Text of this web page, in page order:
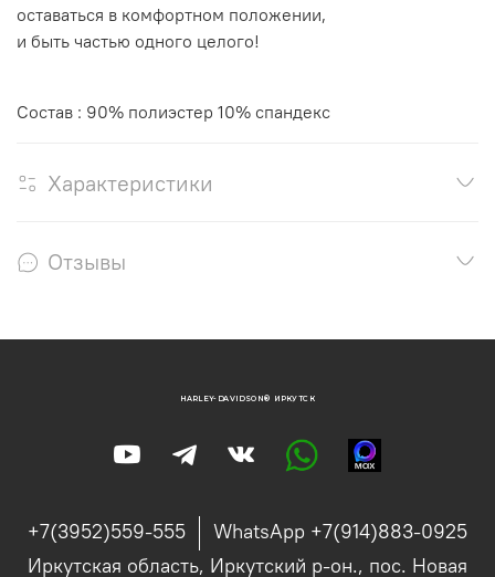
оставаться в комфортном положении,
и быть частью одного целого!
Состав : 90% полиэстер 10% спандекс
Характеристики
Отзывы
+7(3952)559-555
WhatsApp +7(914)883-0925
Иркутская область, Иркутский р-он., пос. Новая
HARLEY-DAVIDSON® ИРКУТСК